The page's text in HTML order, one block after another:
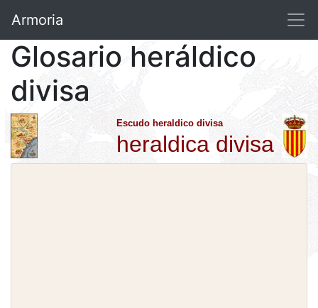
Armoria
Glosario heráldico
divisa
Escudo heraldico divisa
heraldica divisa